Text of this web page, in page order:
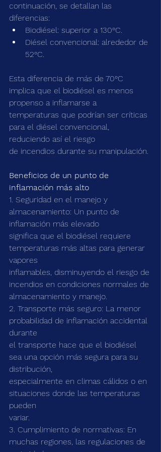
continuación, se detallan las
diferencias:
Biodiésel: superior a 130°C.
Diésel convencional: alrededor de
52°C.
Esta diferencia de más de 70°C
implica que el biodiésel es menos
propenso a inflamarse a
temperaturas que podrían ser críticas
para el diésel convencional,
reduciendo así el riesgo
de incendios durante su manipulación.
Beneficios de un punto de
inflamación más alto
1. Seguridad en el manejo y
almacenamiento: Un punto de
inflamación más elevado
significa que el biodiésel requiere
temperaturas más altas para generar
vapores
inflamables, disminuyendo el riesgo de
incendios en condiciones normales de
almacenamiento y manejo.
2. Transporte más seguro: La menor
probabilidad de inflamación accidental
durante
el transporte hace que el biodiésel
sea una opción más segura para su
distribución,
especialmente en climas cálidos o en
situaciones donde las temperaturas
pueden
variar.
3. Cumplimiento de normativas: En
muchas regiones, las regulaciones de